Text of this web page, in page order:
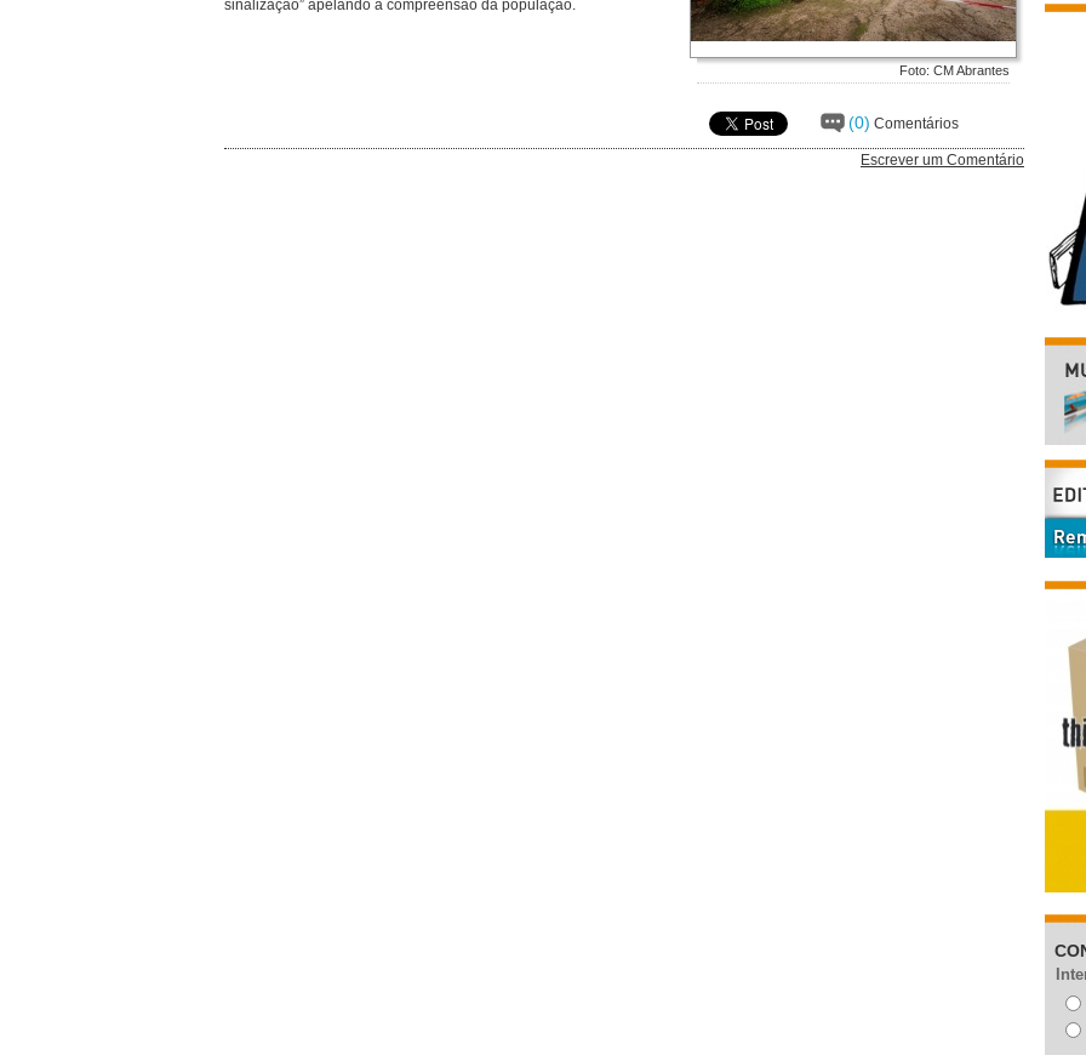
Foto: CM Abrantes
sinalização” apelando à compreensão da população.
(0) Comentários
Escrever um Comentário